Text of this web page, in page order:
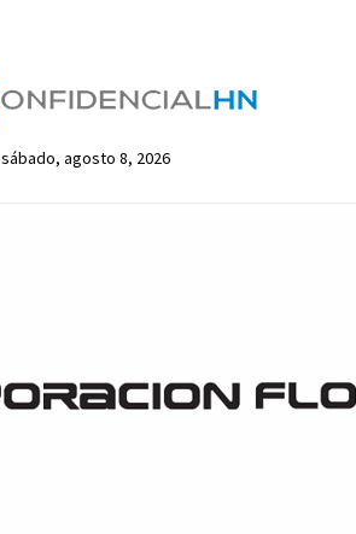
sábado, agosto 8, 2026